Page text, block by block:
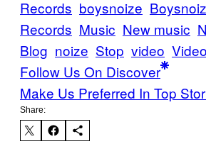
Records boysnoize
Records Music New music
Blog noize Stop video
Follow Us On Discover
Make Us Preferred In Top
Share: